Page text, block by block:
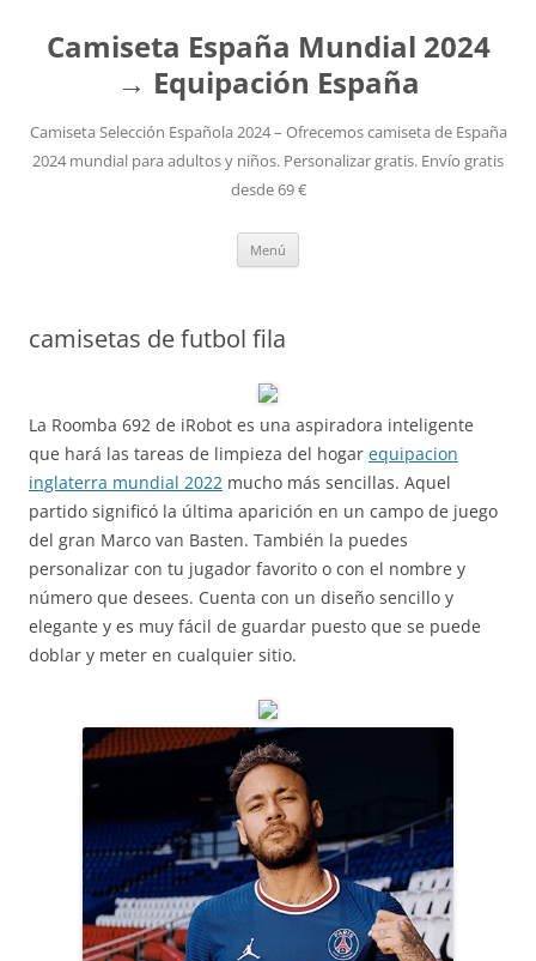
Camiseta España Mundial 2024
→ Equipación España
Camiseta Selección Española 2024 – Ofrecemos camiseta de España
2024 mundial para adultos y niños. Personalizar gratis. Envío gratis
desde 69 €
Menú
camisetas de futbol fila
La Roomba 692 de iRobot es una aspiradora inteligente
que hará las tareas de limpieza del hogar equipacion
inglaterra mundial 2022 mucho más sencillas. Aquel
partido significó la última aparición en un campo de juego
del gran Marco van Basten. También la puedes
personalizar con tu jugador favorito o con el nombre y
número que desees. Cuenta con un diseño sencillo y
elegante y es muy fácil de guardar puesto que se puede
doblar y meter en cualquier sitio.